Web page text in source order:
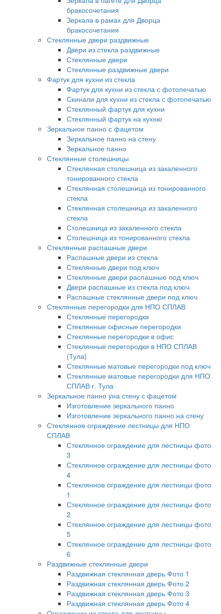
бракосочетания
Зеркала в рамах для Дворца
бракосочетания
Стеклянные двери раздвижные
Двери из стекла раздвижные
Стеклянные двери
Стеклянные раздвижные двери
Фартук для кухни из стекла
Фартук для кухни из стекла с фотопечатью
Скинали для кухни из стекла с фотопечатью
Стеклянный фартук для кухни
Стеклянный фартук на кухню
Зеркальное панно с фацетом
Зеркальное панно на стену
Зеркальное панно
Стеклянные столешницы
Стеклянная столешница из закаленного
тонированного стекла
Стеклянная столешница из тонированного
стекла
Стеклянная столешница из закаленного
стекла
Столешница из закаленного стекла
Столешница из тонированного стекла
Стеклянные распашные двери
Распашные двери из стекла
Стеклянные двери под ключ
Стеклянные двери распашные под ключ
Двери распашные из стекла под ключ
Распашные стеклянные двери под ключ
Стеклянные перегородки для НПО СПЛАВ
Стеклянные перегородки
Стеклянные офисные перегородки
Стеклянные перегородки в офис
Стеклянные перегородки в НПО СПЛАВ
(Тула)
Стеклянные матовые перегородки под ключ
Стеклянные матовые перегородки для НПО
СПЛАВ г. Тула
Зеркальное панно yна стену с фацетом
Изготовление зеркального панно
Изготовление зеркального панно на стену
Стеклянное ограждение лестницы для НПО
СПЛАВ
Стеклянное ограждение для лестницы фото
3
Стеклянное ограждение для лестницы фото
4
Стеклянное ограждение для лестницы фото
1
Стеклянное ограждение для лестницы фото
2
Стеклянное ограждение для лестницы фото
5
Стеклянное ограждение для лестницы фото
6
Раздвижные стеклянные двери
Раздвижная стеклянная дверь Фото 1
Раздвижная стеклянная дверь Фото 2
Раздвижная стеклянная дверь Фото 3
Раздвижная стеклянная дверь Фото 4